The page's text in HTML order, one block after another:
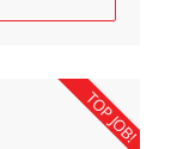
TOP JOB!